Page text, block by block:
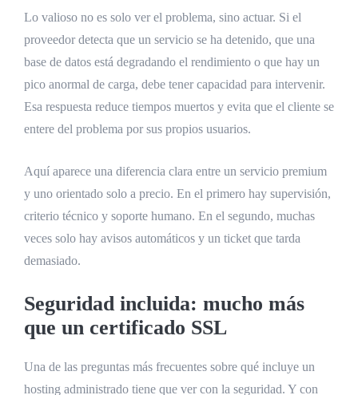
Lo valioso no es solo ver el problema, sino actuar. Si el
proveedor detecta que un servicio se ha detenido, que una
base de datos está degradando el rendimiento o que hay un
pico anormal de carga, debe tener capacidad para intervenir.
Esa respuesta reduce tiempos muertos y evita que el cliente se
entere del problema por sus propios usuarios.
Aquí aparece una diferencia clara entre un servicio premium
y uno orientado solo a precio. En el primero hay supervisión,
criterio técnico y soporte humano. En el segundo, muchas
veces solo hay avisos automáticos y un ticket que tarda
demasiado.
Seguridad incluida: mucho más
que un certificado SSL
Una de las preguntas más frecuentes sobre qué incluye un
hosting administrado tiene que ver con la seguridad. Y con